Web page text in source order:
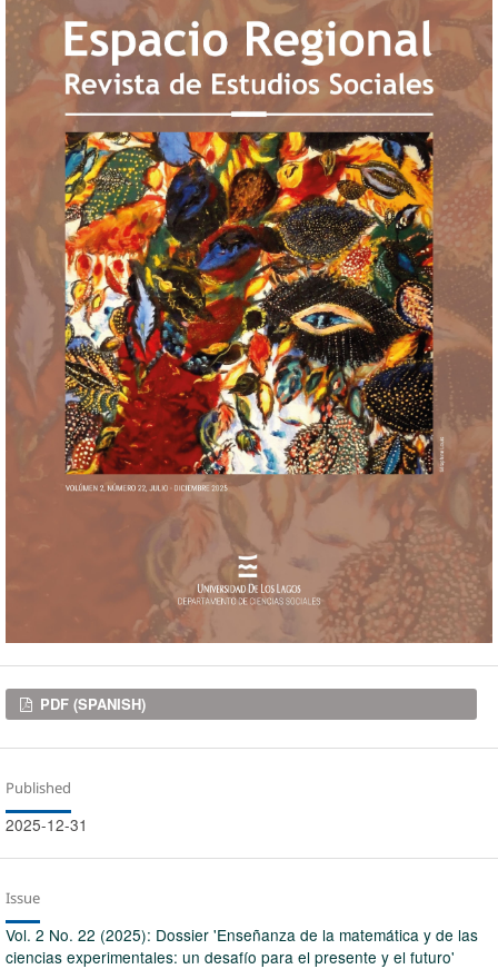
Downloads
PDF (SPANISH)
Published
2025-12-31
Issue
Vol. 2 No. 22 (2025): Dossier 'Enseñanza de la matemática y de las
ciencias experimentales: un desafío para el presente y el futuro'